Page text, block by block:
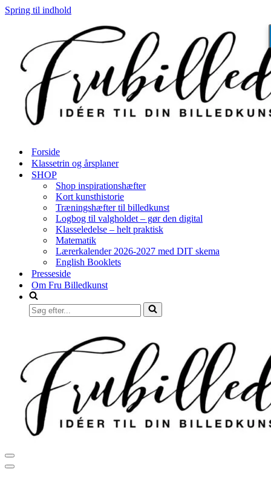
Spring til indhold
Forside
Klassetrin og årsplaner
SHOP
Shop inspirationshæfter
Kort kunsthistorie
Træningshæfter til billedkunst
Logbog til valgholdet – gør den digital
Klasseledelse – helt praktisk
Matematik
Lærerkalender 2026-2027 med DIT skema
English Booklets
Presseside
Om Fru Billedkunst
Søg
efter...
Navigation
menu
Navigation